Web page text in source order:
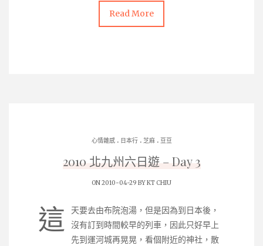
Read More
心情雜感. 日本行. 芝麻. 豆豆
2010 北九州六日遊 – Day 3
ON 2010-04-29 BYKT CHIU
這
天要去由布院泡湯，但是因為到日本後，
沒有訂到時間較早的列車，因此只好早上
先到運河城再晃晃，看個附近的神社，散